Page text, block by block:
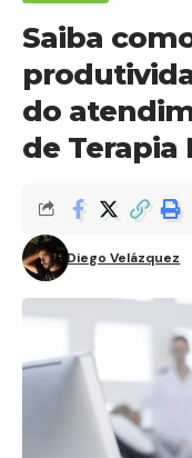
Saiba
do
de Terapia
Diego Velázquez